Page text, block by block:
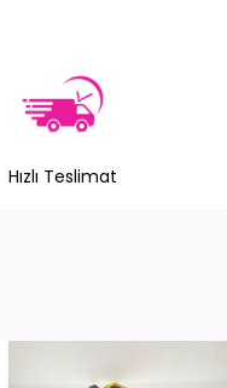
Hızlı Teslimat